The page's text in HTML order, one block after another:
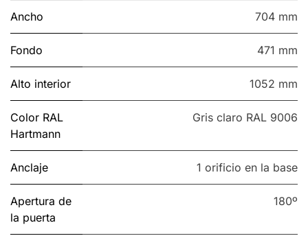
Ancho 704 mm
Fondo 471 mm
Alto interior 1052 mm
Color RAL
Hartmann
Gris claro RAL 9006
Anclaje 1 orificio en la base
Apertura de
la puerta
180º